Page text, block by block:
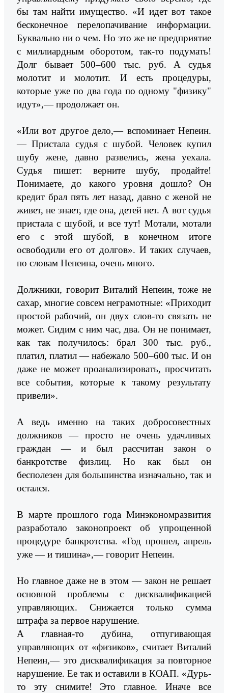
бы там найти имущество. «И идет вот такое
бесконечное перелопачивание информации.
Буквально ни о чем. Но это же не предприятие
с миллиардным оборотом, так-то подумать!
Долг бывает 500–600 тыс. руб. А судья
молотит и молотит. И есть процедуры,
которые уже по два года по одному "физику"
идут»,— продолжает он.
«Или вот другое дело,— вспоминает Непеин.
— Пристала судья с шубой. Человек купил
шубу жене, давно развелись, жена уехала.
Судья пишет: верните шубу, продайте!
Понимаете, до какого уровня дошло? Он
кредит брал пять лет назад, давно с женой не
живет, не знает, где она, детей нет. А вот судья
пристала с шубой, и все тут! Мотали, мотали
его с этой шубой, в конечном итоге
освободили его от долгов». И таких случаев,
по словам Непеина, очень много.
Должники, говорит Виталий Непеин, тоже не
сахар, многие совсем неграмотные: «Приходит
простой рабочий, он двух слов-то связать не
может. Сидим с ним час, два. Он не понимает,
как так получилось: брал 300 тыс. руб.,
платил, платил — набежало 500–600 тыс. И он
даже не может проанализировать, просчитать
все события, которые к такому результату
привели».
А ведь именно на таких добросовестных
должников — просто не очень удачливых
граждан — и был рассчитан закон о
банкротстве физлиц. Но как был он
бесполезен для большинства изначально, так и
остался.
В марте прошлого года Минэкономразвития
разработало законопроект об упрощенной
процедуре банкротства. «Год прошел, апрель
уже — и тишина»,— говорит Непеин.
Но главное даже не в этом — закон не решает
основной проблемы с дисквалификацией
управляющих. Снижается только сумма
штрафа за первое нарушение.
А главная-то дубина, отпугивающая
управляющих от «физиков», считает Виталий
Непеин,— это дисквалификация за повторное
нарушение. Ее так и оставили в КОАП. «Дурь-
то эту снимите! Это главное. Иначе все